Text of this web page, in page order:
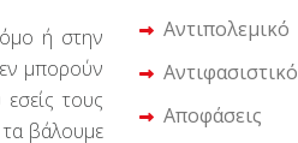
ή στην
μπορούν
τους
τα βάλουμε
Αντιπολεμικό
Αντιφασιστικό
Αποφάσεις